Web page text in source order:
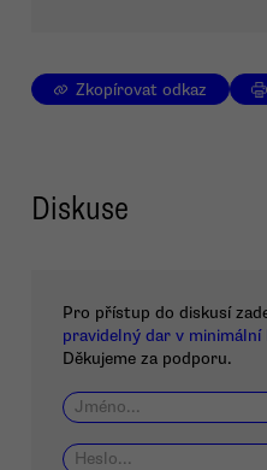
Zkopírovat odkaz
Diskuse
Pro přístup do diskusí
pravidelný dar v
Děkujeme za podporu.